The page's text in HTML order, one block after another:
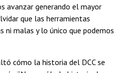
avanzar generando el mayor
que las herramientas
ni malas y lo único que podemos
cómo la historia del DCC se